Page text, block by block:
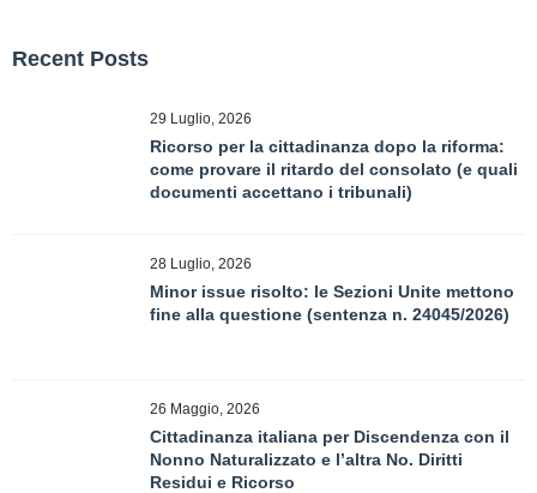
Recent Posts
29 Luglio, 2026
Ricorso per la cittadinanza dopo la riforma:
come provare il ritardo del consolato (e quali
documenti accettano i tribunali)
28 Luglio, 2026
Minor issue risolto: le Sezioni Unite mettono
fine alla questione (sentenza n. 24045/2026)
26 Maggio, 2026
Cittadinanza italiana per Discendenza con il
Nonno Naturalizzato e l’altra No. Diritti
Residui e Ricorso